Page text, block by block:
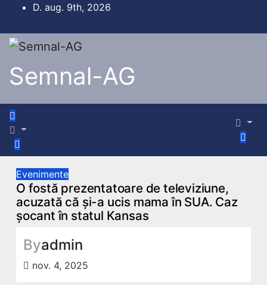
content
D. aug. 9th, 2026
Semnal-AG
Evenimente
O fostă prezentatoare de televiziune,
acuzată că și-a ucis mama în SUA. Caz
șocant în statul Kansas
Byadmin
nov. 4, 2025